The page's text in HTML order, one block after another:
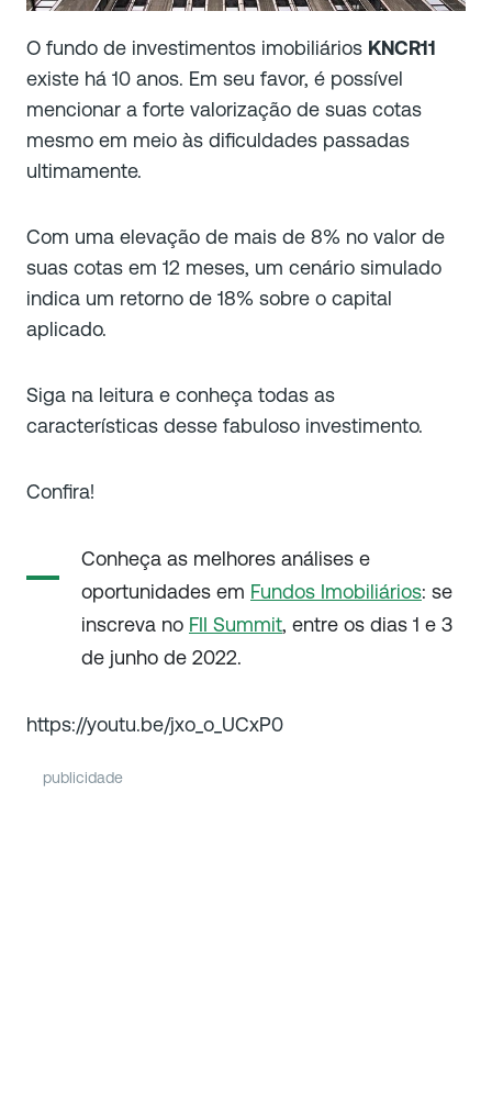
O fundo de investimentos imobiliários KNCR11
existe há 10 anos. Em seu favor, é possível
mencionar a forte valorização de suas cotas
mesmo em meio às dificuldades passadas
ultimamente.
Com uma elevação de mais de 8% no valor de
suas cotas em 12 meses, um cenário simulado
indica um retorno de 18% sobre o capital
aplicado.
Siga na leitura e conheça todas as
características desse fabuloso investimento.
Confira!
Conheça as melhores análises e
oportunidades em Fundos Imobiliários: se
inscreva no FII Summit, entre os dias 1 e 3
de junho de 2022.
https://youtu.be/jxo_o_UCxP0
publicidade